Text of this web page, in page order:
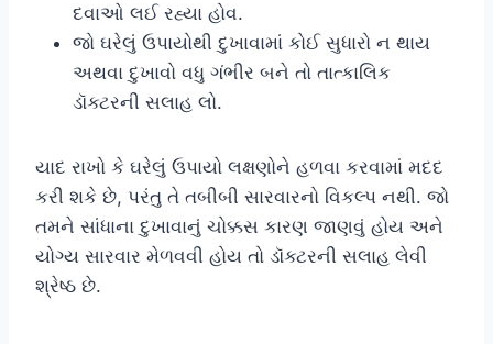
દવાઓ લઈ રહ્યા હોવ.
જો ઘરેલું ઉપાયોથી દુખાવામાં કોઈ સુધારો ન થાય
અથવા દુખાવો વધુ ગંભીર બને તો તાત્કાલિક
ડૉક્ટરની સલાહ લો.
યાદ રાખો કે ઘરેલું ઉપાયો લક્ષણોને હળવા કરવામાં મદદ
કરી શકે છે, પરંતુ તે તબીબી સારવારનો વિકલ્પ નથી. જો
તમને સાંધાના દુખાવાનું ચોક્કસ કારણ જાણવું હોય અને
યોગ્ય સારવાર મેળવવી હોય તો ડૉક્ટરની સલાહ લેવી
શ્રેષ્ઠ છે.